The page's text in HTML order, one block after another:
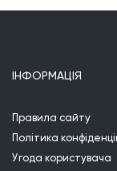
ІНФОРМАЦІЯ
Правила сайту
Політика
Угода користувача